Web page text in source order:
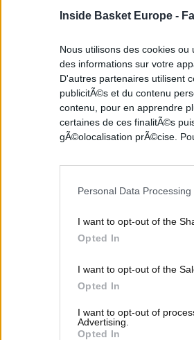
Inside Basket Europe -
Nous utilisons des cookies
des informations sur votre
D'autres partenaires utilisent
publicitÃ©s et du contenu
contenu, pour en apprendre
certaines de ces finalitÃ©s
gÃ©olocalisation prÃ©cise.
Personal Data
I want to opt-out of the
Opted In
I want to opt-out of the
Opted In
I want to opt-out of
Advertising.
Opted In
pour les Flammes et
Mézières et Nantes
leur course à la
Les
EUROCUP FÉMININE